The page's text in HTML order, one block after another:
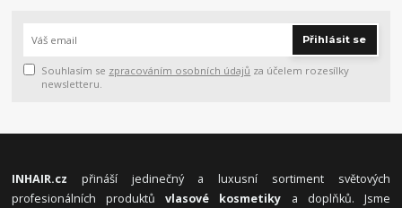
Přihlásit se
Souhlasím se zpracováním osobních údajů za účelem rozesílky
newsletteru.
INHAIR.cz přináší jedinečný a luxusní sortiment světových
profesionálních produktůvlasové kosmetiky a doplňků. Jsme